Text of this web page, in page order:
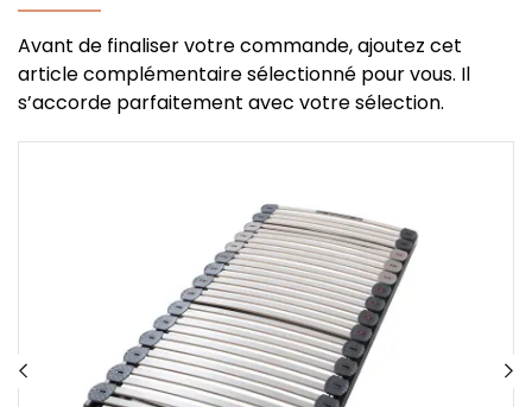
Avant de finaliser votre commande, ajoutez cet
article complémentaire sélectionné pour vous. Il
s’accorde parfaitement avec votre sélection.